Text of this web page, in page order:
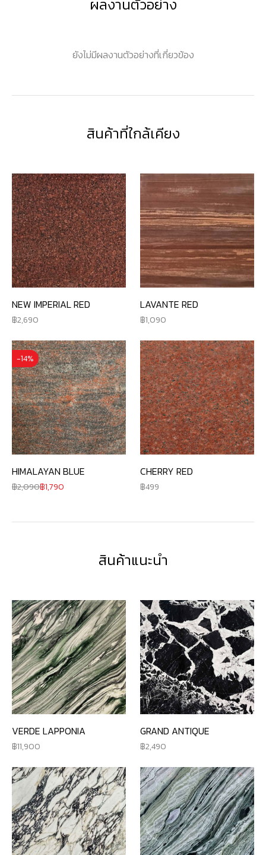
ผลงานตัวอย่าง
ยังไม่มีผลงานตัวอย่างที่เกี่ยวข้อง
สินค้าที่ใกล้เคียง
NEW IMPERIAL RED
2,690
LAVANTE RED
1,090
-14%
HIMALAYAN BLUE
2,090 1,790
CHERRY RED
499
สินค้าแนะนำ
VERDE LAPPONIA
11,900
GRAND ANTIQUE
2,490